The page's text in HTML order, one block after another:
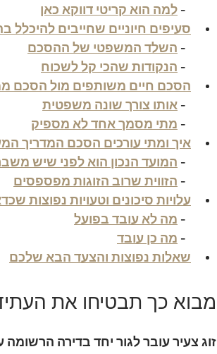
למה הוא קריטי דווקא כאן
סעיפים חיוניים שחייבים
השלד המשפטי של ההסכם
הנקודות שהכי קל לשכוח
הסכם חיים משותפים מול הסכם
אותו צורך שונה משפטית
מתי מסמך אחד לא מספיק
איך ומתי עורכים הסכם המדריך
המועד הנכון הוא לפני שיש
הזווית שרוב הזוגות מפספסים
עלויות סיכונים וטעויות נפוצות
מה לא עובד בפועל
מה כן עובד
שאלות נפוצות והצעד הבא שלכם
מבוא כך תבטיחו את
זוג צעיר עובר לגור יחד בדירה